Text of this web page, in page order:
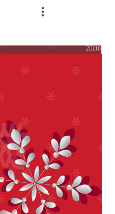
20cm